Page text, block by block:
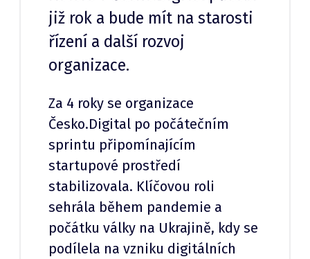
již rok a bude mít na starosti
řízení a další rozvoj
organizace.
Za 4 roky se organizace
Česko.Digital po počátečním
sprintu připomínajícím
startupové prostředí
stabilizovala. Klíčovou roli
sehrála během pandemie a
počátku války na Ukrajině, kdy se
podílela na vzniku digitálních